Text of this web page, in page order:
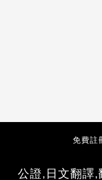
免費註
公證,日文翻譯,